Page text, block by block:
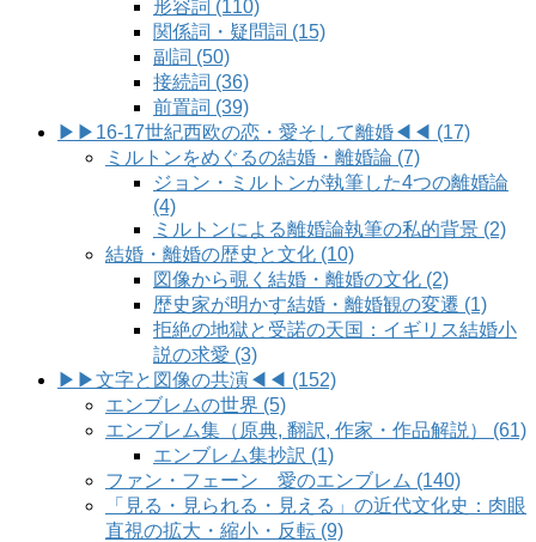
形容詞 (110)
関係詞・疑問詞 (15)
副詞 (50)
接続詞 (36)
前置詞 (39)
▶▶16-17世紀西欧の恋・愛そして離婚◀◀ (17)
ミルトンをめぐるの結婚・離婚論 (7)
ジョン・ミルトンが執筆した4つの離婚論
(4)
ミルトンによる離婚論執筆の私的背景 (2)
結婚・離婚の歴史と文化 (10)
図像から覗く結婚・離婚の文化 (2)
歴史家が明かす結婚・離婚観の変遷 (1)
拒絶の地獄と受諾の天国：イギリス結婚小
説の求愛 (3)
▶▶文字と図像の共演◀◀ (152)
エンブレムの世界 (5)
エンブレム集（原典, 翻訳, 作家・作品解説） (61)
エンブレム集抄訳 (1)
ファン・フェーン 愛のエンブレム (140)
「見る・見られる・見える」の近代文化史：肉眼
直視の拡大・縮小・反転 (9)